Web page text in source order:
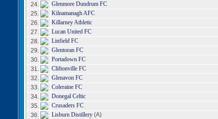
24.
Glenmore Dundrum FC
25.
Kilnamanagh AFC
26.
Killarney Athletic
27.
Lucan United FC
28.
Linfield FC
29.
Glentoran FC
30.
Portadown FC
31.
Cliftonville FC
32.
Glenavon FC
33.
Coleraine FC
34.
Donegal Celtic
35.
Crusaders FC
36.
Lisburn Distillery (A)